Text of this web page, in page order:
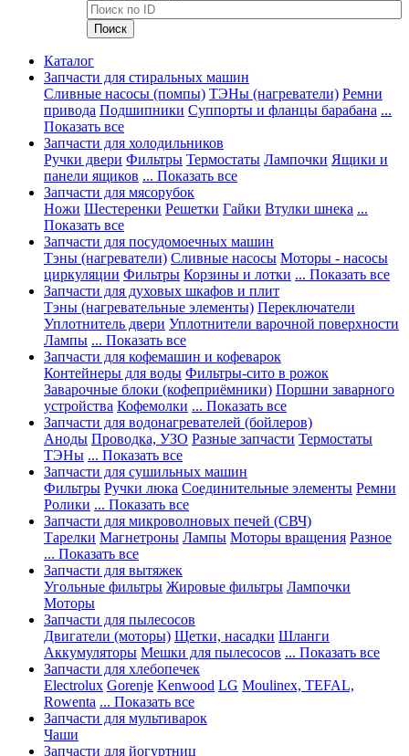
Каталог
Запчасти для стиральных машин
Сливные насосы (помпы) ТЭНы (нагреватели) Ремни
привода Подшипники Суппорты и фланцы барабана ...
Показать все
Запчасти для холодильников
Ручки двери Фильтры Термостаты Лампочки Ящики и
панели ящиков ... Показать все
Запчасти для мясорубок
Ножи Шестеренки Решетки Гайки Втулки шнека ...
Показать все
Запчасти для посудомоечных машин
Тэны (нагреватели) Сливные насосы Моторы - насосы
циркуляции Фильтры Корзины и лотки ... Показать все
Запчасти для духовых шкафов и плит
Тэны (нагревательные элементы) Переключатели
Уплотнитель двери Уплотнители варочной поверхности
Лампы ... Показать все
Запчасти для кофемашин и кофеварок
Контейнеры для воды Фильтры-сито в рожок
Заварочные блоки (кофеприёмники) Поршни заварного
устройства Кофемолки ... Показать все
Запчасти для водонагревателей (бойлеров)
Аноды Проводка, УЗО Разные запчасти Термостаты
ТЭНы ... Показать все
Запчасти для сушильных машин
Фильтры Ручки люка Соединительные элементы Ремни
Ролики ... Показать все
Запчасти для микроволновых печей (СВЧ)
Тарелки Магнетроны Лампы Моторы вращения Разное
... Показать все
Запчасти для вытяжек
Угольные фильтры Жировые фильтры Лампочки
Моторы
Запчасти для пылесосов
Двигатели (моторы) Щетки, насадки Шланги
Аккумуляторы Мешки для пылесосов ... Показать все
Запчасти для хлебопечек
Electrolux Gorenje Kenwood LG Moulinex, TEFAL,
Rowenta ... Показать все
Запчасти для мультиварок
Чаши
Запчасти для йогуртниц